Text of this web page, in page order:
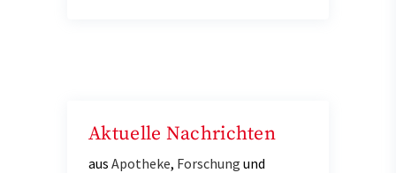
Aktuelle Nachrichten
aus Apotheke, Forschung und